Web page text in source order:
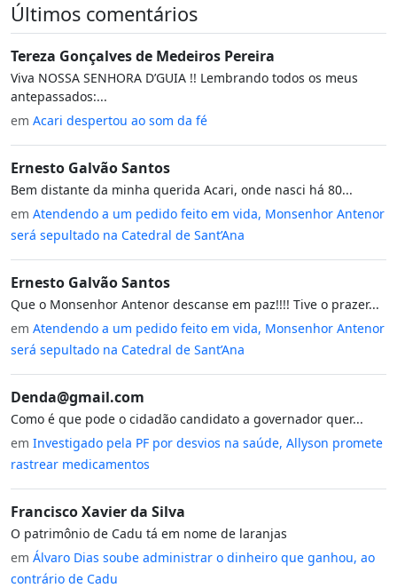
Últimos comentários
Tereza Gonçalves de Medeiros Pereira
Viva NOSSA SENHORA D’GUIA !! Lembrando todos os meus
antepassados:...
em Acari despertou ao som da fé
Ernesto Galvão Santos
Bem distante da minha querida Acari, onde nasci há 80...
em Atendendo a um pedido feito em vida, Monsenhor Antenor
será sepultado na Catedral de Sant’Ana
Ernesto Galvão Santos
Que o Monsenhor Antenor descanse em paz!!!! Tive o prazer...
em Atendendo a um pedido feito em vida, Monsenhor Antenor
será sepultado na Catedral de Sant’Ana
Denda@gmail.com
Como é que pode o cidadão candidato a governador quer...
em Investigado pela PF por desvios na saúde, Allyson promete
rastrear medicamentos
Francisco Xavier da Silva
O patrimônio de Cadu tá em nome de laranjas
em Álvaro Dias soube administrar o dinheiro que ganhou, ao
contrário de Cadu